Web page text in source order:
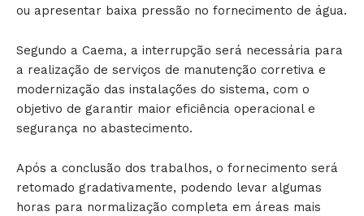
ou apresentar baixa pressão no fornecimento de água.
Segundo a Caema, a interrupção será necessária para
a realização de serviços de manutenção corretiva e
modernização das instalações do sistema, com o
objetivo de garantir maior eficiência operacional e
segurança no abastecimento.
Após a conclusão dos trabalhos, o fornecimento será
retomado gradativamente, podendo levar algumas
horas para normalização completa em áreas mais